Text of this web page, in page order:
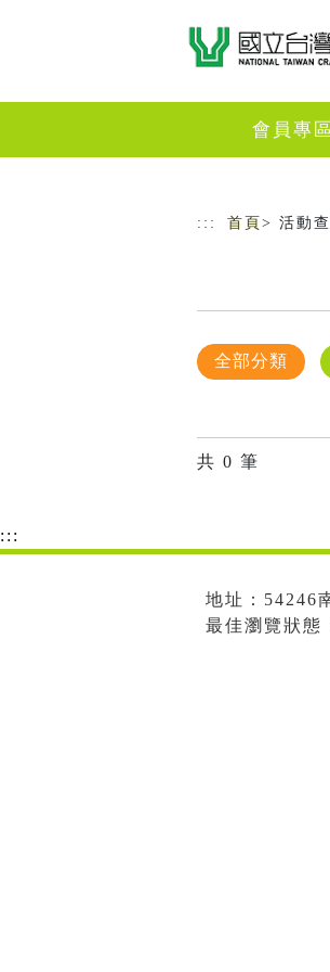
會員專區
::: 首頁 > 活動
全部分類
共 0 筆
:::
地址：54246
最佳瀏覽狀態